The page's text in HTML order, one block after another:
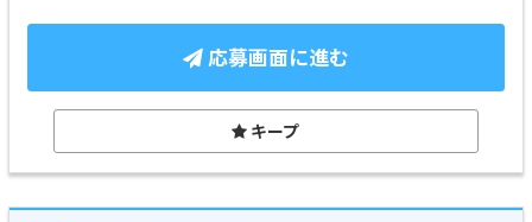
応募画面に進む
キープ